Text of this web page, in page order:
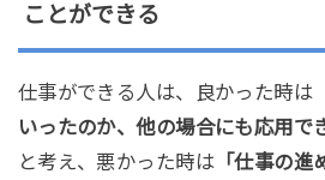
ことができる
仕事ができる人は、良かった時は
いったのか、他の場合にも応用で
と考え、悪かった時は「仕事の進